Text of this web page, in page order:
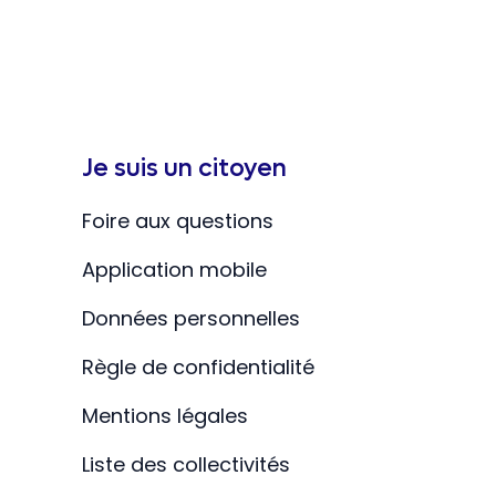
Je suis un citoyen
Foire aux questions
Application mobile
Données personnelles
Règle de confidentialité
Mentions légales
Liste des collectivités